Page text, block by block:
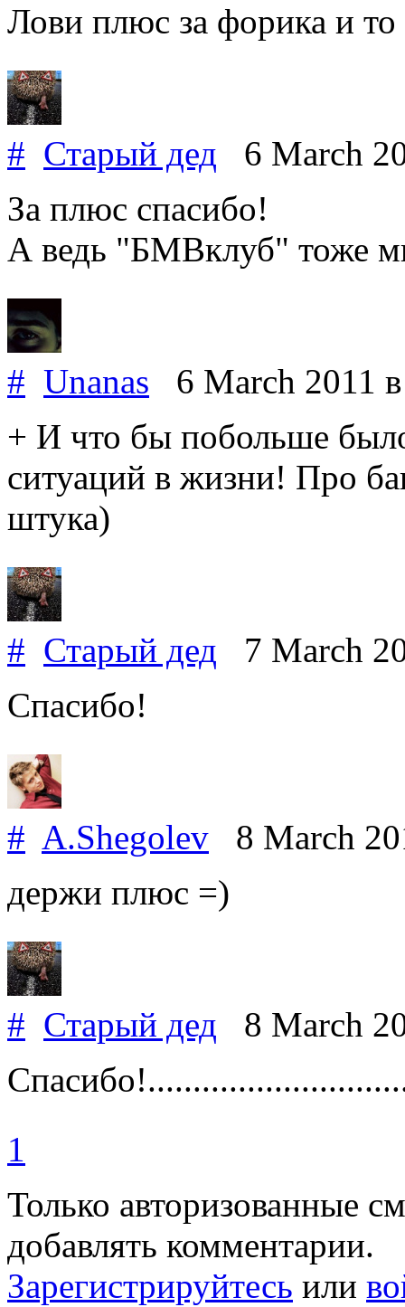
Лови плюс за форика и
# Старый дед 6 March
За плюс спасибо!
А ведь "БМВклуб" тоже
# Unanas 6 March 2011
+ И что бы побольше
ситуаций в жизни! Про
штука)
# Старый дед 7 March
Спасибо!
# A.Shegolev 8 March
держи плюс =)
# Старый дед 8 March
1
Только авторизованные
добавлять комментарии.
Зарегистрируйтесь или